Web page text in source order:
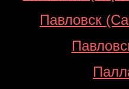
Павловск